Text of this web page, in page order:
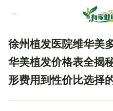
徐州植发医院维华美
华美植发价格表全揭
形费用到性价比选择